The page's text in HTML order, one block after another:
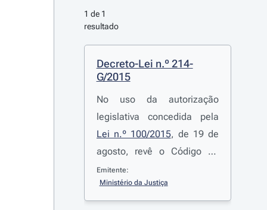
1 de 1
resultado
Decreto-Lei n.º 214-
G/2015
No uso da autorização
legislativa concedida pela
Lei n.º 100/2015, de 19 de
agosto, revê o Código de
Processo nos Tribunais
Administrativos, o Estatuto
dos Tribunais
Emitente:
Ministério da Justiça